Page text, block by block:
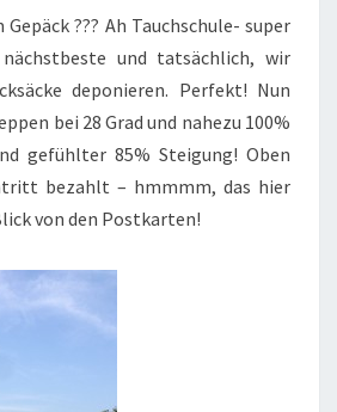
??? Ah Tauchschule- super
und tatsächlich, wir
deponieren. Perfekt! Nun
bei 28 Grad und nahezu 100%
gefühlter 85% Steigung! Oben
bezahlt – hmmmm, das hier
von den Postkarten!